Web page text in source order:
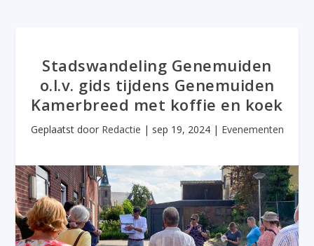
Stadswandeling Genemuiden
o.l.v. gids tijdens Genemuiden
Kamerbreed met koffie en koek
Geplaatst door Redactie | sep 19, 2024| Evenementen